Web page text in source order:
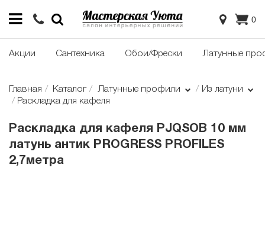
0
Акции Сантехника Обои/Фрески Латунные
Главная Каталог Латунные профили
Из латуни
Раскладка для кафеля
Раскладка для кафеля PJQSOB 10 мм
латунь антик PROGRESS PROFILES
2,7метра